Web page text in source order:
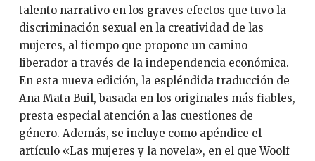
talento narrativo en los graves efectos que tuvo la
discriminación sexual en la creatividad de las
mujeres, al tiempo que propone un camino
liberador a través de la independencia económica.
En esta nueva edición, la espléndida traducción de
Ana Mata Buil, basada en los originales más fiables,
presta especial atención a las cuestiones de
género. Además, se incluye como apéndice el
artículo «Las mujeres y la novela», en el que Woolf